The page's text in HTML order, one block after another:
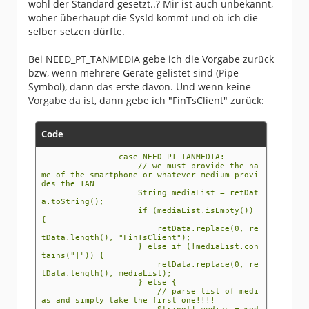
Verfahren ein' und Default ''
Callback für Passport mit Init-
Daten: xxxx.passport
Bitte geben Sie die PIN für das PIN/TAN-
Verfahren ein: xxxx
Fehler.
Meldung der Bank: 9800:Dialog abgebrochen
Meldung der Bank: 9010:Die angegebene Bankref
erenz/Dialog-ID ist nicht gültig.
Meldung der Bank: 9050:Die Nachricht enthält
Fehler.
Meldung der Bank: 9010:Auftrag wegen generell
er Fehler in Auftragsnachricht nicht verarbei
tet. (3: TanMedia.TANMediaList4)
19:55:37.899 [main] DEBUG lab.FinTsClient -
- Callback NEED_PT_TANMEDIA mit Message '***
Enter the name of your TAN media' und Default
Meldung der Bank: 9050:Die Nachricht enthält
Meldung der Bank: 9800:Dialog abgebrochen
Meldung der Bank: 9955:Auftrag nicht ausgefüh
rt - Die Gerätebezeichnung ist unbekannt. (MB
V07390100255) (4: DialogInit.ProcPrep)
Exception in thread "main" lab.FinTsException
: org.kapott.hbci.exceptions.HBCI_Exception:
Fehler beim Erzeugen eines HBCIHandler Objekt
at lab.FinTsClient.init(FinTsClient.java:91
)
wohl der Standard gesetzt..? Mir ist auch unbekannt,
woher überhaupt die SysId kommt und ob ich die
selber setzen dürfte.
Bei NEED_PT_TANMEDIA gebe ich die Vorgabe zurück
bzw, wenn mehrere Geräte gelistet sind (Pipe
Symbol), dann das erste davon. Und wenn keine
Vorgabe da ist, dann gebe ich "FinTsClient" zurück:
Code
case NEED_PT_TANMEDIA:
// we must provide the na
me of the smartphone or whatever medium provi
des the TAN
String mediaList = retDat
a.toString();
if (mediaList.isEmpty())
{
retData.replace(0, re
tData.length(), "FinTsClient");
} else if (!mediaList.con
tains("|")) {
retData.replace(0, re
tData.length(), mediaList);
} else {
// parse list of medi
as and simply take the first one!!!!